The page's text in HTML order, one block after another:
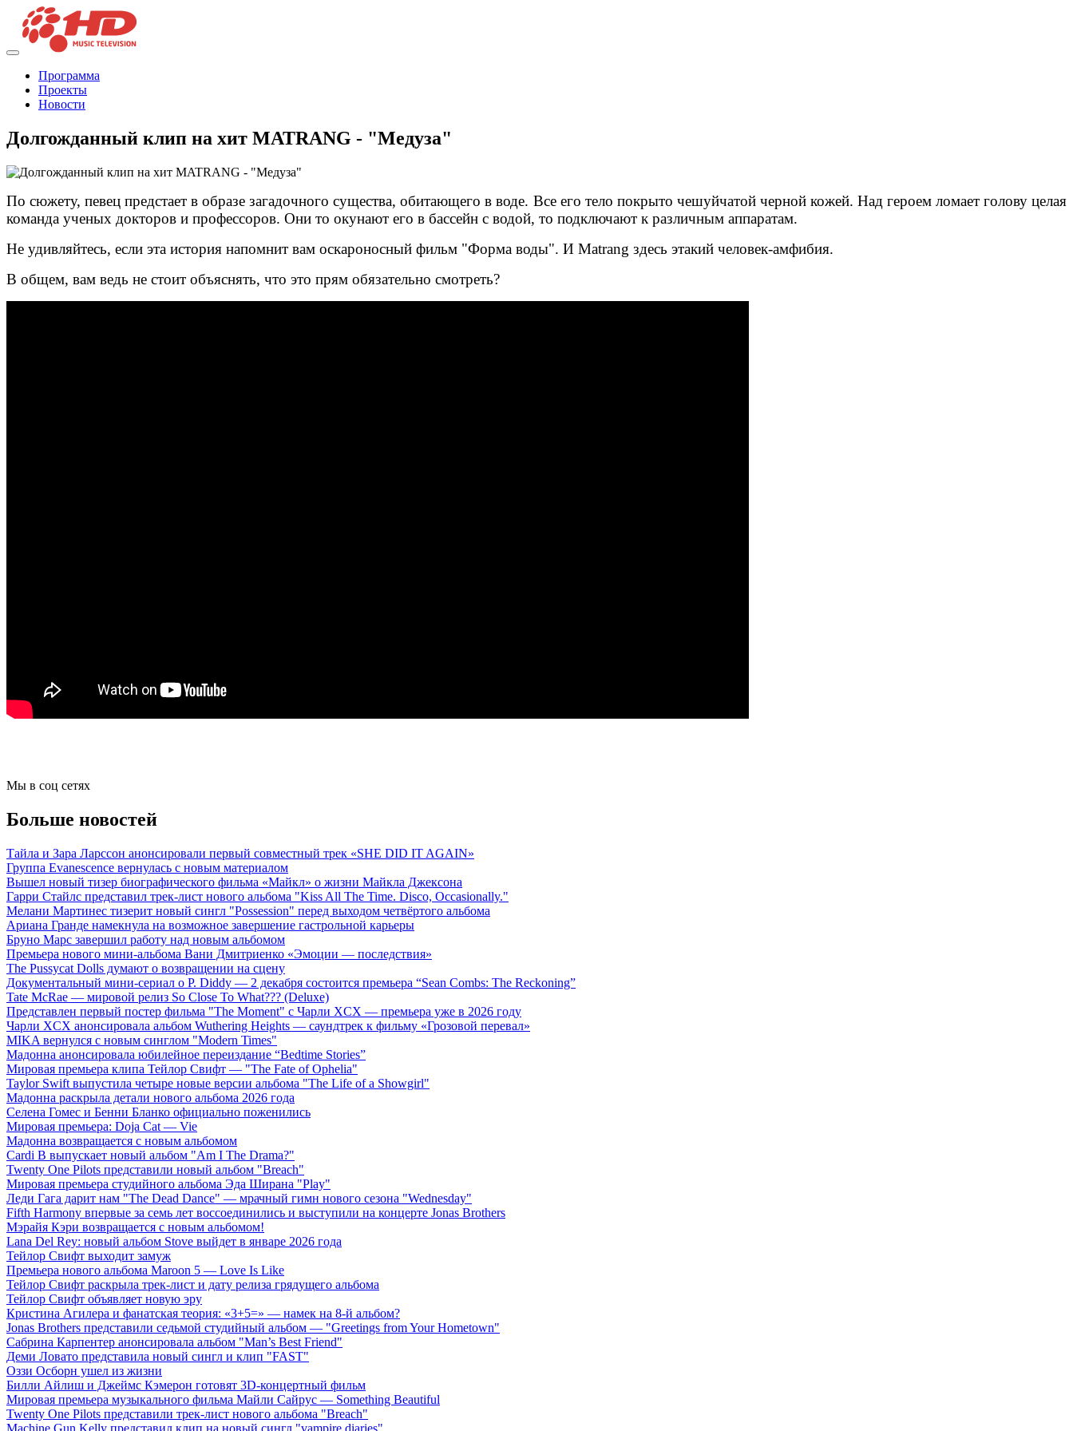
Программа
Проекты
Новости
Долгожданный клип на хит MATRANG - "Медуза"
По сюжету, певец предстает в образе загадочного существа, обитающего в воде. Все его тело покрыто чешуйчатой черной кожей. Над героем ломает голову целая
команда ученых докторов и профессоров. Они то окунают его в бассейн с водой, то подключают к различным аппаратам.
Не удивляйтесь, если эта история напомнит вам оскароносный фильм "Форма воды". И Matrang здесь этакий человек-амфибия.
В общем, вам ведь не стоит объяснять, что это прям обязательно смотреть?
Мы в соц сетях
Больше новостей
Тайла и Зара Ларссон анонсировали первый совместный трек «SHE DID IT AGAIN»
Группа Evanescence вернулась с новым материалом
Вышел новый тизер биографического фильма «Майкл» о жизни Майкла Джексона
Гарри Стайлс представил трек-лист нового альбома "Kiss All The Time. Disco, Occasionally."
Мелани Мартинес тизерит новый сингл "Possession" перед выходом четвёртого альбома
Ариана Гранде намекнула на возможное завершение гастрольной карьеры
Бруно Марс завершил работу над новым альбомом
Премьера нового мини-альбома Вани Дмитриенко «Эмоции — последствия»
The Pussycat Dolls думают о возвращении на сцену
Документальный мини-сериал о P. Diddy — 2 декабря состоится премьера “Sean Combs: The Reckoning”
Tate McRae — мировой релиз So Close To What??? (Deluxe)
Представлен первый постер фильма "The Moment" с Чарли XCX — премьера уже в 2026 году
Чарли XCX анонсировала альбом Wuthering Heights — саундтрек к фильму «Грозовой перевал»
MIKA вернулся с новым синглом "Modern Times"
Мадонна анонсировала юбилейное переиздание “Bedtime Stories”
Мировая премьера клипа Тейлор Свифт — "The Fate of Ophelia"
Taylor Swift выпустила четыре новые версии альбома "The Life of a Showgirl"
Мадонна раскрыла детали нового альбома 2026 года
Селена Гомес и Бенни Бланко официально поженились
Мировая премьера: Doja Cat — Vie
Мадонна возвращается с новым альбомом
Cardi B выпускает новый альбом "Am I The Drama?"
Twenty One Pilots представили новый альбом "Breach"
Мировая премьера студийного альбома Эда Ширана "Play"
Леди Гага дарит нам "The Dead Dance" — мрачный гимн нового сезона "Wednesday"
Fifth Harmony впервые за семь лет воссоединились и выступили на концерте Jonas Brothers
Мэрайя Кэри возвращается с новым альбомом!
Lana Del Rey: новый альбом Stove выйдет в январе 2026 года
Тейлор Свифт выходит замуж
Премьера нового альбома Maroon 5 — Love Is Like
Тейлор Свифт раскрыла трек-лист и дату релиза грядущего альбома
Тейлор Свифт объявляет новую эру
Кристина Агилера и фанатская теория: «3+5=» — намек на 8-й альбом?
Jonas Brothers представили седьмой студийный альбом — "Greetings from Your Hometown"
Сабрина Карпентер анонсировала альбом "Man’s Best Friend"
Деми Ловато представила новый сингл и клип "FAST"
Оззи Осборн ушел из жизни
Билли Айлиш и Джеймс Кэмерон готовят 3D-концертный фильм
Мировая премьера музыкального фильма Майли Сайрус — Something Beautiful
Twenty One Pilots представили трек-лист нового альбома "Breach"
Machine Gun Kelly представил клип на новый сингл "vampire diaries"